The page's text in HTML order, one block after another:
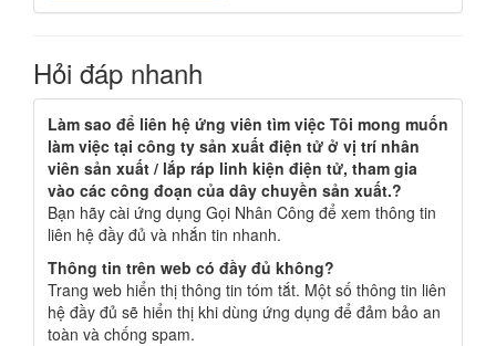
Hỏi đáp nhanh
Làm sao để liên hệ ứng viên tìm việc Tôi mong muốn
làm việc tại công ty sản xuất điện tử ở vị trí nhân
viên sản xuất / lắp ráp linh kiện điện tử, tham gia
vào các công đoạn của dây chuyền sản xuất.?
Bạn hãy cài ứng dụng Gọi Nhân Công để xem thông tin
liên hệ đầy đủ và nhắn tin nhanh.
Thông tin trên web có đầy đủ không?
Trang web hiển thị thông tin tóm tắt. Một số thông tin liên
hệ đầy đủ sẽ hiển thị khi dùng ứng dụng để đảm bảo an
toàn và chống spam.